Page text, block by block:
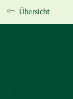
Übersicht